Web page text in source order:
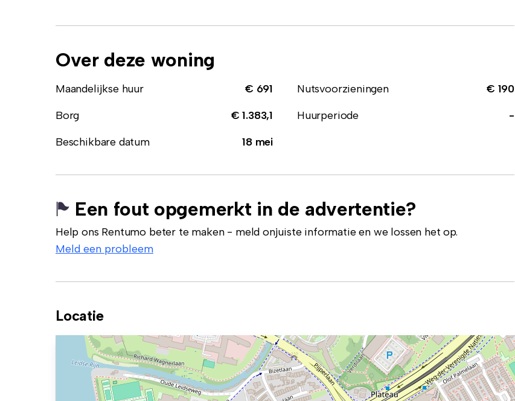
Over deze woning
Maandelijkse huur € 691 Nutsvoorzieningen
€ 190
Borg
€ 1.383,1 Huurperiode
-
Beschikbare datum
18 mei
Een fout opgemerkt in de advertentie?
Help ons Rentumo beter te maken - meld onjuiste informatie en we lossen het op.
Meld een probleem
Locatie